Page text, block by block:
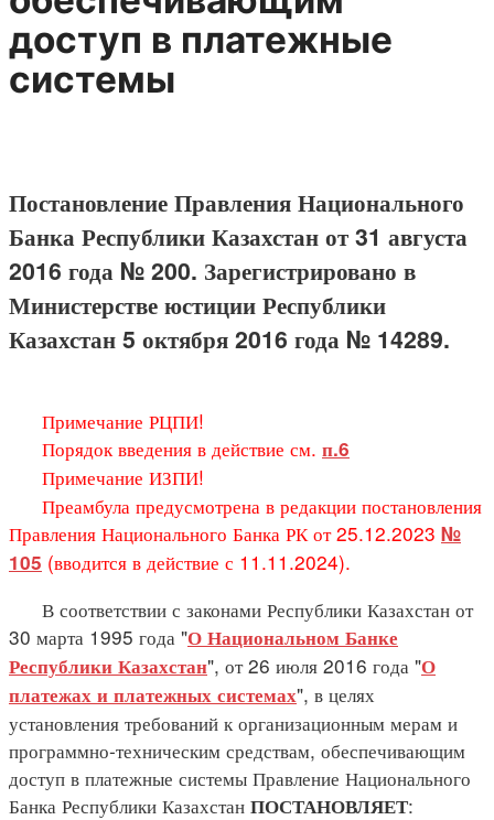
доступ в платежные
системы
Постановление Правления Национального
Банка Республики Казахстан от 31 августа
2016 года № 200. Зарегистрировано в
Министерстве юстиции Республики
Казахстан 5 октября 2016 года № 14289.
Примечание РЦПИ!
Порядок введения в действие см. п.6
Примечание ИЗПИ!
Преамбула предусмотрена в редакции постановления
Правления Национального Банка РК от 25.12.2023 №
105 (вводится в действие с 11.11.2024).
В соответствии с законами Республики Казахстан от
30 марта 1995 года "О Национальном Банке
Республики Казахстан", от 26 июля 2016 года "О
платежах и платежных системах", в целях
установления требований к организационным мерам и
программно-техническим средствам, обеспечивающим
доступ в платежные системы Правление Национального
Банка Республики Казахстан ПОСТАНОВЛЯЕТ: